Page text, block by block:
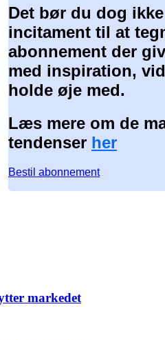
Det bør du dog
incitament til at
abonnement der
med inspiration,
holde øje med.
Læs mere om de
tendenser her
Bestil abonnement
markedet